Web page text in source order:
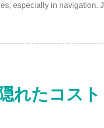
especially in navigation.
れたコスト